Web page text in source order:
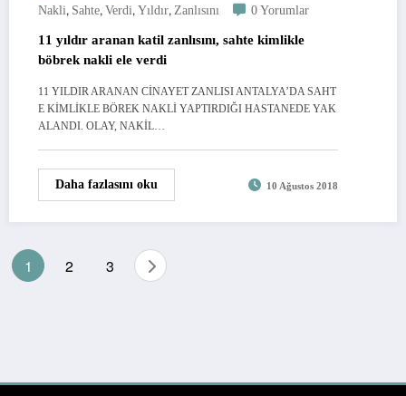
Nakli, Sahte, Verdi, Yıldır, Zanlısını 0 Yorumlar
11 yıldır aranan katil zanlısını, sahte kimlikle
böbrek nakli ele verdi
11 YILDIR ARANAN CİNAYET ZANLISI ANTALYA’DA SAHT
E KİMLİKLE BÖREK NAKLİ YAPTIRDIĞI HASTANEDE YAK
ALANDI. OLAY, NAKİL…
Daha fazlasını oku 10 Ağustos 2018
Yazı
1 2 3